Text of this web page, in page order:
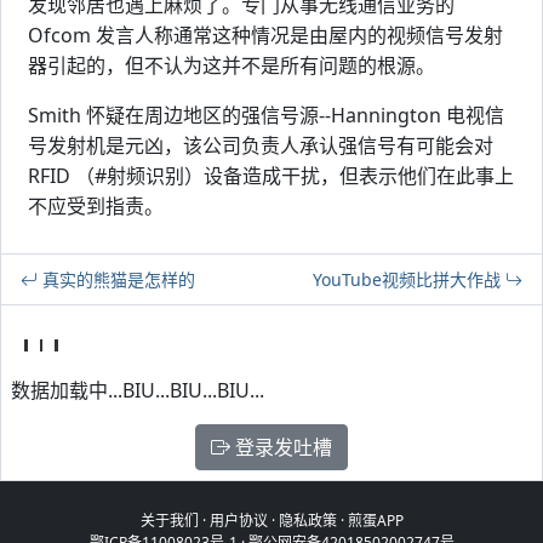
Ofcom 发言人称通常这种情况是由屋内的视频信号发射
器引起的，但不认为这并不是所有问题的根源。
Smith 怀疑在周边地区的强信号源--Hannington 电视信
号发射机是元凶，该公司负责人承认强信号有可能会对
RFID （#射频识别）设备造成干扰，但表示他们在此事上
不应受到指责。
真实的熊猫是怎样的 YouTube视频比拼大作战
数据加载中...BIU...BIU...BIU...
登录发吐槽
关于我们 ·用户协议 · 隐私政策·煎蛋APP